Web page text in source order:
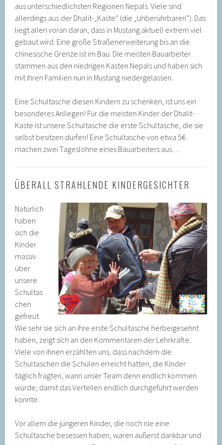
aus unterschiedlichsten Regionen Nepals. Viele sind
allerdings aus der Dhalit-„Kaste“ (die „Unberührbaren“). Das
liegt allen voran daran, dass in Mustang aktuell extrem viel
gebaut wird. Eine große Straßenerweiterung bis an die
chinesische Grenze ist im Bau. Die meisten Bauarbeiter
stammen aus den niedrigen Kasten Nepals und haben sich
mit ihren Familien nun in Mustang niedergelassen.
Eine Schultasche diesen Kindern zu schenken, ist uns ein
besonderes Anliegen! Für die meisten Kinder der Dhalit-
Kaste ist unsere Schultasche die erste Schultasche, die sie
selbst besitzen dürfen! Eine Schultasche von etwa 5€
machen zwei Tageslöhne eines Bauarbeiters aus…
ÜBERALL STRAHLENDE KINDERGESICHTER
Natürlich
haben
sich die
Kinder
massiv
über
unsere
Schultas
chen
gefreut.
Wie sehr sie sich an ihre erste Schultasche herbeigesehnt
haben, zeigt sich an den Kommentaren der Lehrkräfte.
Viele von ihnen erzählten uns, dass nachdem die
Schultaschen die Schulen erreicht hatten, die Kinder
täglich fragten, wann unser Team denn endlich kommen
würde, damit das Verteilen endlich durchgeführt werden
konnte.
Vor allem die jüngeren Kinder, die noch nie eine
Schultasche besessen haben, waren äußerst dankbar und